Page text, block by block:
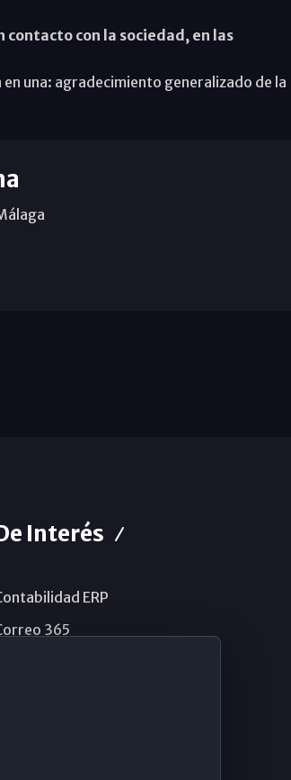
con la sociedad, en las
una: agradecimiento generalizado de la
Interés
ERP
365